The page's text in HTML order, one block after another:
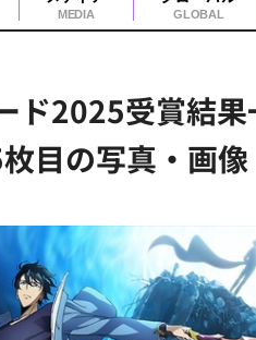
MEDIA GLOBAL
ド2025受賞結
目の写真・画像